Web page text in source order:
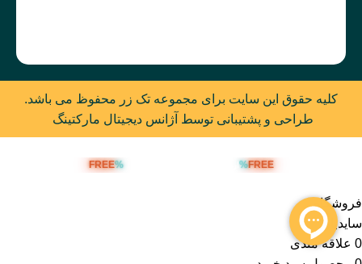
کلیه حقوق این سایت برای مجموعه تک زر محفوظ می باشد.
طراحی و پشتیبانی توسط آژانس دیجیتال مارکتینگ
FREE
%
%
FREE
فروشگاه
سایدبار
0 علاقه مندی